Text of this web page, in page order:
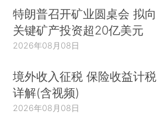
特朗普召开矿业圆桌会 拟向
关键矿产投资超20亿美元
2026年08月08日
境外收入征税 保险收益计税
详解(含视频)
2026年08月08日